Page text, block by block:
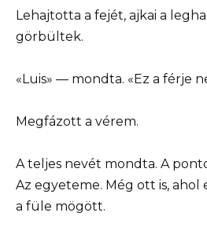
Lehajtotta a fejét, ajkai a
görbültek.
«Luis» — mondta. «Ez a férje
Megfázott a vérem.
A teljes nevét mondta. A
Az egyeteme. Még ott is, ahol
a füle mögött.